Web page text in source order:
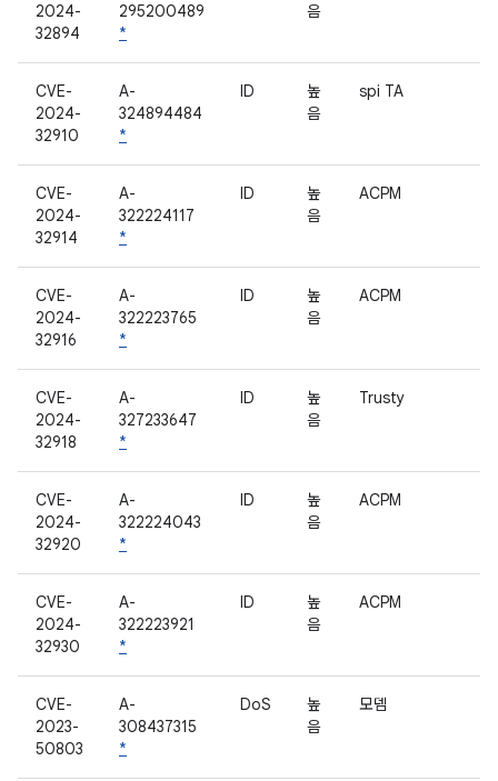
2024-
32894
295200489
*
음
CVE-
2024-
32910
A-
324894484
*
ID
높
음
spi TA
CVE-
2024-
32914
A-
322224117
*
ID
높
음
ACPM
CVE-
2024-
32916
A-
322223765
*
ID
높
음
ACPM
CVE-
2024-
32918
A-
327233647
*
ID
높
음
Trusty
CVE-
2024-
32920
A-
322224043
*
ID
높
음
ACPM
CVE-
2024-
32930
A-
322223921
*
ID
높
음
ACPM
CVE-
2023-
50803
A-
308437315
*
DoS
높
음
모뎀